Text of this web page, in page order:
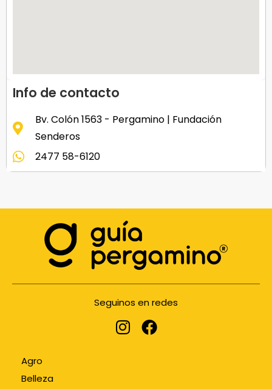
Info de contacto
Bv. Colón 1563 - Pergamino | Fundación
Senderos
2477 58-6120
Seguinos en redes
Agro
Belleza